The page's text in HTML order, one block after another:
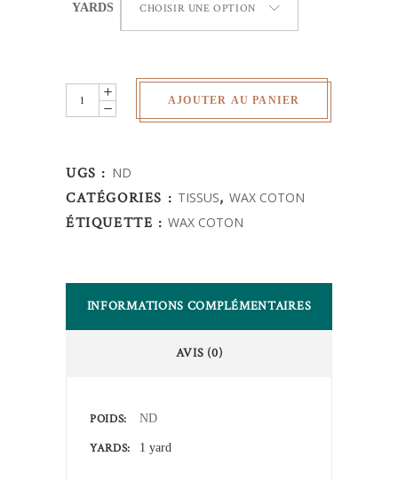
YARDS CHOISIR UNE OPTION
Wax
Africain
Disque
quantity
AJOUTER AU PANIER
UGS : ND
CATÉGORIES : TISSUS,WAX COTON
ÉTIQUETTE :WAX COTON
INFORMATIONS COMPLÉMENTAIRES
AVIS (0)
POIDS ND
YARDS 1 yard